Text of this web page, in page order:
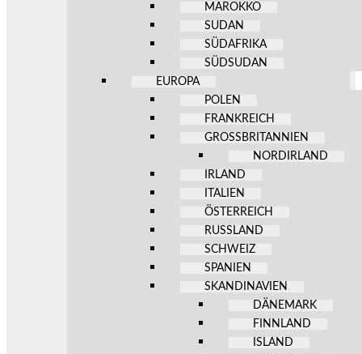
MAROKKO
SUDAN
SÜDAFRIKA
SÜDSUDAN
EUROPA
POLEN
FRANKREICH
GROSSBRITANNIEN
NORDIRLAND
IRLAND
ITALIEN
ÖSTERREICH
RUSSLAND
SCHWEIZ
SPANIEN
SKANDINAVIEN
DÄNEMARK
FINNLAND
ISLAND